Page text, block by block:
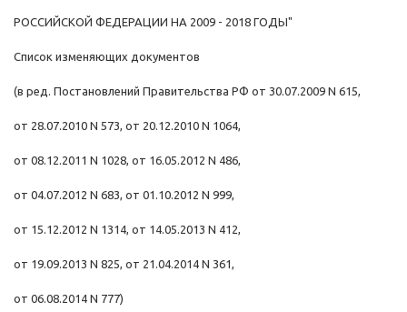
РОССИЙСКОЙ ФЕДЕРАЦИИ НА 2009 - 2018 ГОДЫ"
Список изменяющих документов
(в ред. Постановлений Правительства РФ от 30.07.2009 N 615,
от 28.07.2010 N 573, от 20.12.2010 N 1064,
от 08.12.2011 N 1028, от 16.05.2012 N 486,
от 04.07.2012 N 683, от 01.10.2012 N 999,
от 15.12.2012 N 1314, от 14.05.2013 N 412,
от 19.09.2013 N 825, от 21.04.2014 N 361,
от 06.08.2014 N 777)